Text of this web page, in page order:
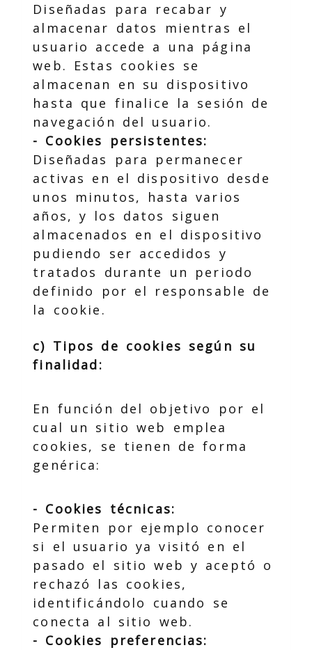
Diseñadas para recabar y
almacenar datos mientras el
usuario accede a una página
web. Estas cookies se
almacenan en su dispositivo
hasta que finalice la sesión de
navegación del usuario.
- Cookies persistentes:
Diseñadas para permanecer
activas en el dispositivo desde
unos minutos, hasta varios
años, y los datos siguen
almacenados en el dispositivo
pudiendo ser accedidos y
tratados durante un periodo
definido por el responsable de
la cookie.
c) Tipos de cookies según su
finalidad:
En función del objetivo por el
cual un sitio web emplea
cookies, se tienen de forma
genérica:
- Cookies técnicas:
Permiten por ejemplo conocer
si el usuario ya visitó en el
pasado el sitio web y aceptó o
rechazó las cookies,
identificándolo cuando se
conecta al sitio web.
- Cookies preferencias: